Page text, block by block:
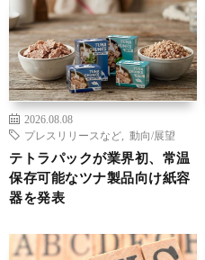
2026.08.08
プレスリリースなど
動向/展望
テトラパックが業界初、常温
保存可能なツナ製品向け紙容
器を発表